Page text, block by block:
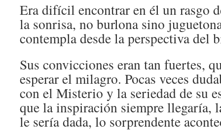
Era difícil encontrar en él un rasgo
la sonrisa, no burlona sino
contempla desde la perspectiva del
Sus convicciones eran tan fuertes,
esperar el milagro. Pocas veces
con el Misterio y la seriedad de su
que la inspiración siempre llegaría,
le sería dada, lo sorprendente